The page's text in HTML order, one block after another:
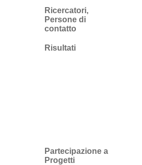
Ricercatori,
Persone di
contatto
Risultati
Partecipazione a
Progetti